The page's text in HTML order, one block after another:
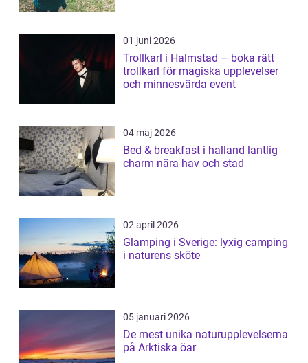
01 juni 2026
Trollkarl i Halmstad – boka rätt
trollkarl för magiska upplevelser
och minnesvärda event
04 maj 2026
Bed & breakfast i halland lantlig
charm nära hav och stad
02 april 2026
Glamping i Sverige: lyxig camping
i naturens sköte
05 januari 2026
De mest unika naturupplevelserna
på Arktiska öar